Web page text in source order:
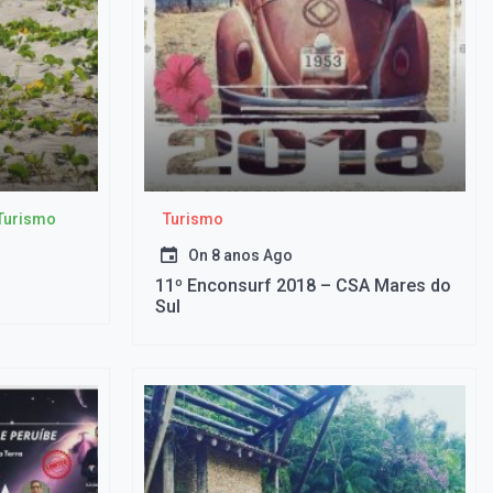
Turismo
On 8 anos Ago
11º Enconsurf 2018 – CSA Mares do
Sul